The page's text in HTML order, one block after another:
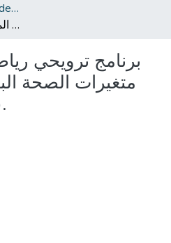
Sciences et Techniques des Activités Physiques et Sportives - التربية البدنية و الرياضية
برنامج ترويحي رياضي وقائي لتحسين متغيرات الصحة البدنية لدى المسنات (60 سنة فما فوق).
برنامج ترويحي
متغيرات الصحة
(60 سنة فما فوق).